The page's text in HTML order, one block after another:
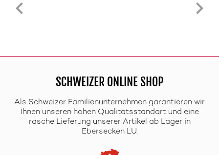
SCHWEIZER ONLINE SHOP
Als Schweizer Familienunternehmen garantieren wir
Ihnen unseren hohen Qualitätsstandart und eine
rasche Lieferung unserer Artikel ab Lager in
Ebersecken LU.